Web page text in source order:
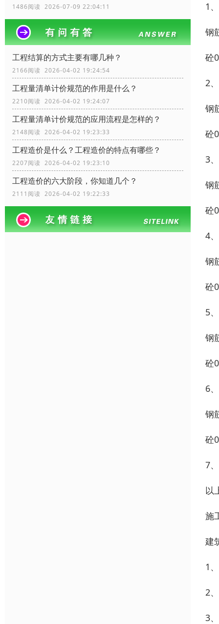
1486阅读 2026-07-09 22:04:11
工程结算的方式主要有哪几种？
2166阅读 2026-04-02 19:24:54
工程量清单计价规范的作用是什么？
2210阅读 2026-04-02 19:24:07
工程量清单计价规范的应用流程是怎样的？
2148阅读 2026-04-02 19:23:33
工程造价是什么？工程造价的特点有哪些？
2207阅读 2026-04-02 19:23:10
工程造价的六大阶段，你知道几个？
2111阅读 2026-04-02 19:22:33
1
钢
砼
2
钢
砼
3
钢
砼
4
钢
砼
5
钢
砼
6
钢
砼
7
以
施
建
1
2
3